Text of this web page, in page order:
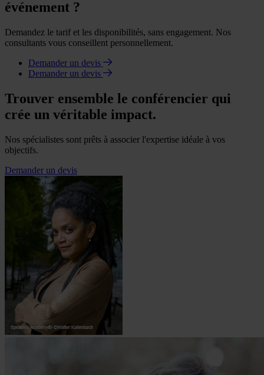
événement ?
Demandez le tarif et les disponibilités, sans engagement. Nos
consultants vous conseillent personnellement.
Demander un devis
Demander un devis
Trouver ensemble le conférencier qui
crée un véritable impact.
Nos spécialistes sont prêts à associer l'expertise idéale à vos
objectifs.
Demander un devis